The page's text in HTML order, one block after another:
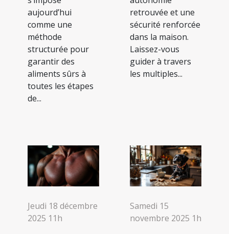
aujourd’hui
comme une
méthode
structurée pour
garantir des
aliments sûrs à
toutes les étapes
de...
retrouvée et une
sécurité renforcée
dans la maison.
Laissez-vous
guider à travers
les multiples...
Jeudi 18 décembre
2025 11h
Samedi 15
novembre 2025 1h